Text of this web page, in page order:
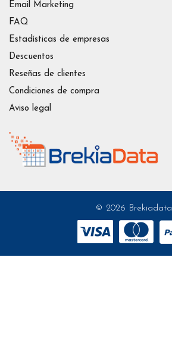
Email Marketing
FAQ
Estadísticas de empresas
Descuentos
Reseñas de clientes
Condiciones de compra
Aviso legal
© 2026 Brekiadata